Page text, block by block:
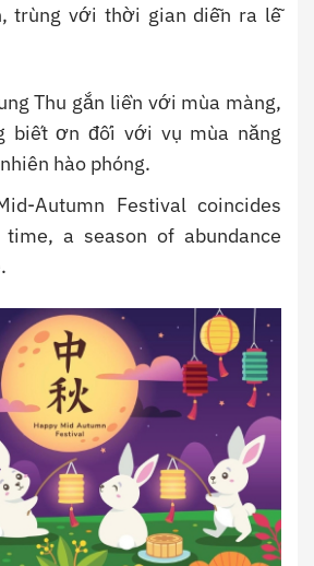
trùng với thời gian diễn ra lễ
Thu gắn liền với mùa màng,
biết ơn đối với vụ mùa năng
hào phóng.
Autumn Festival coincides
a season of abundance